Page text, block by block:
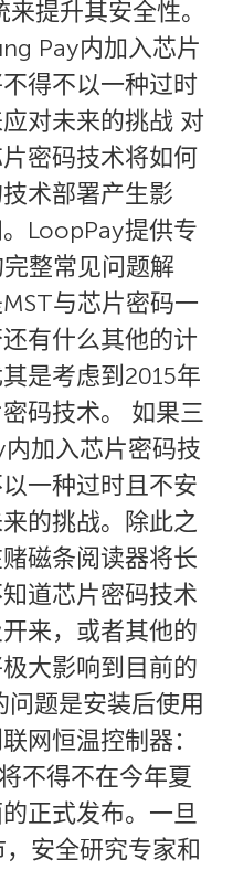
提升其安全性。
Pay内加入芯片
得不以一种过时
对未来的挑战 对
密码技术将如何
术部署产生影
LoopPay提供专
整常见问题解
与芯片密码一
有什么其他的计
是考虑到2015年
码技术。 如果三
加入芯片密码技
一种过时且不安
的挑战。除此之
磁条阅读器将长
道芯片密码技术
来，或者其他的
大影响到目前的
题是安装后使用
网恒温控制器：
不得不在今年夏
正式发布。一旦
安全研究专家和